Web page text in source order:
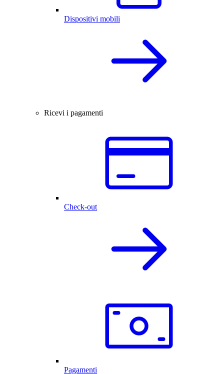
Dispositivi mobili
Ricevi i pagamenti
Check-out
Pagamenti